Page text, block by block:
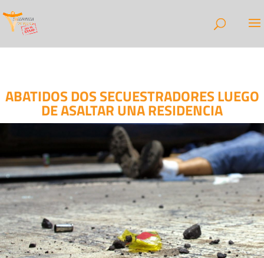
ABATIDOS DOS SECUESTRADORES LUEGO
DE ASALTAR UNA RESIDENCIA